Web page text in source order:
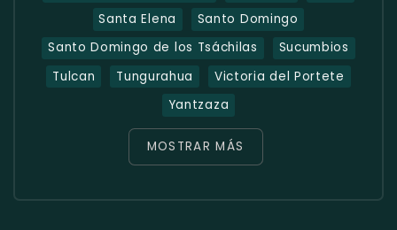
Santa Elena
Santo Domingo
Santo Domingo de los Tsáchilas
Sucumbios
Tulcan
Tungurahua
Victoria del Portete
Yantzaza
MOSTRAR MÁS